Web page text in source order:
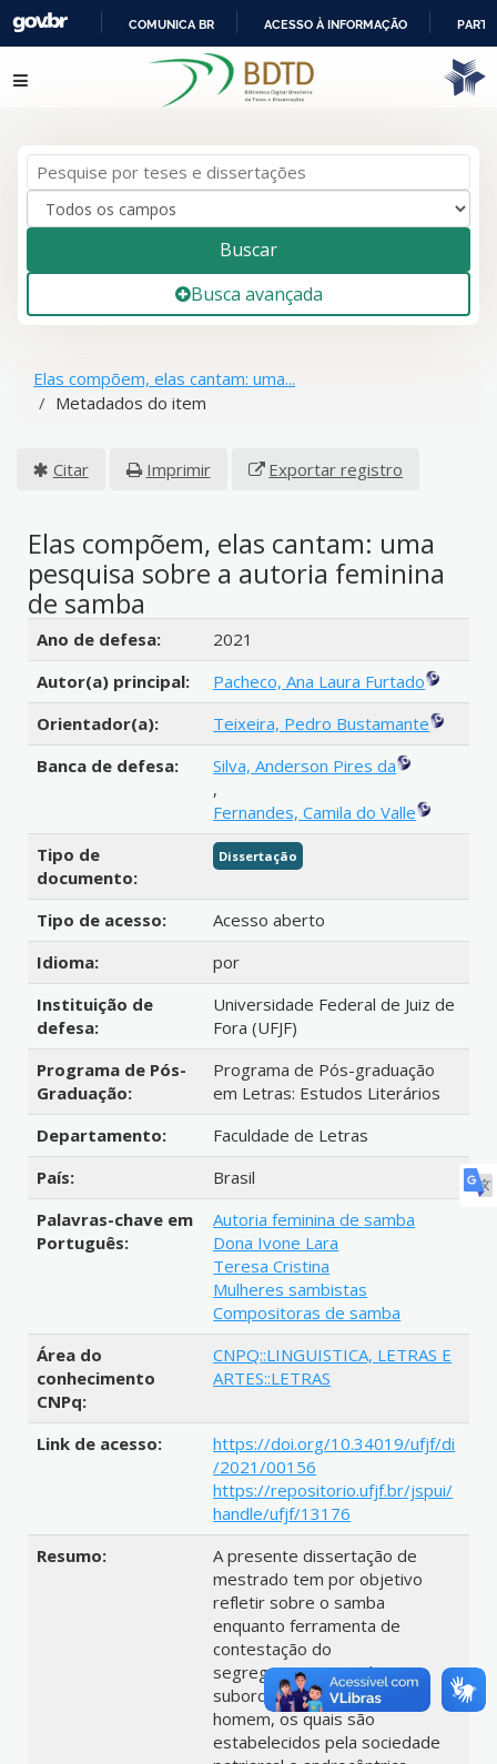
IR
PARA
COMUNICA BR ACESSO À INFORMAÇÃO
Pular para o conteúdo
Buscar
Busca avançada
Elas compõem, elas cantam: uma...
Metadados do item
Citar Imprimir Exportar registro
Elas compõem, elas cantam: uma
pesquisa sobre a autoria feminina
de samba
Detalhes bibliográficos
Ano de defesa:
2021
Autor(a) principal:
Pacheco, Ana Laura Furtado
Orientador(a):
Teixeira, Pedro Bustamante
Banca de defesa:
Silva, Anderson Pires da
,
Fernandes, Camila do Valle
Tipo de
documento:
Dissertação
Tipo de acesso:
Acesso aberto
Idioma:
por
Instituição de
defesa:
Universidade Federal de Juiz de
Fora (UFJF)
Programa de Pós-
Graduação:
Programa de Pós-graduação
em Letras: Estudos Literários
Departamento:
Faculdade de Letras
País:
Brasil
Palavras-chave em
Português:
Autoria feminina de samba
Dona Ivone Lara
Teresa Cristina
Mulheres sambistas
Compositoras de samba
Área do
conhecimento
CNPq:
CNPQ::LINGUISTICA, LETRAS E
ARTES::LETRAS
Link de acesso:
https://doi.org/10.34019/ufjf/di
/2021/00156
https://repositorio.ufjf.br/jspui/
handle/ufjf/13176
Resumo:
A presente dissertação de
mestrado tem por objetivo
refletir sobre o samba
enquanto ferramenta de
contestação do
segregacionismo e da
subordinação da mulher ao
homem, os quais são
estabelecidos pela sociedade